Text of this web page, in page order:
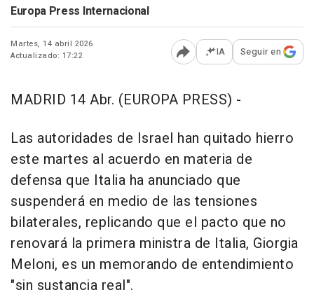
Europa Press Internacional
Martes, 14 abril 2026
Actualizado: 17:22
Abrir opciones para
IA Seguir en
MADRID 14 Abr. (EUROPA PRESS) -
Las autoridades de Israel han quitado hierro
este martes al acuerdo en materia de
defensa que Italia ha anunciado que
suspenderá en medio de las tensiones
bilaterales, replicando que el pacto que no
renovará la primera ministra de Italia, Giorgia
Meloni, es un memorando de entendimiento
"sin sustancia real".